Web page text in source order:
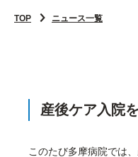
TOP ニュース一覧
産後ケア入院
このたび多摩病院では